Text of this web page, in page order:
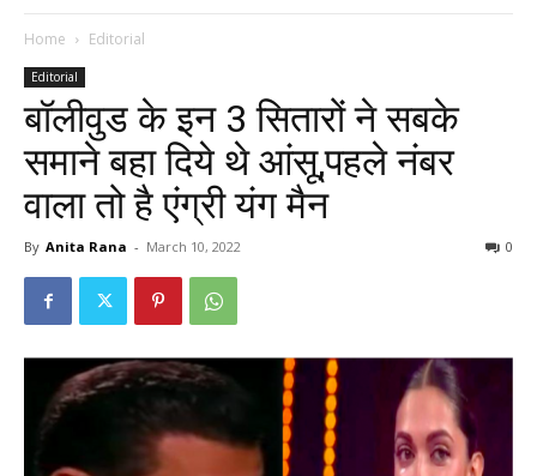
Home Editorial
Editorial
बॉलीवुड के इन 3 सितारों ने सबके
समाने बहा दिये थे आंसू,पहले नंबर
वाला तो है एंग्री यंग मैन
By Anita Rana - March 10, 2022 0